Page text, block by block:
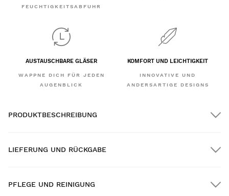
FEUCHTIGKEITSABFUHR
AUSTAUSCHBARE GLÄSER
WAPPNE DICH FÜR JEDEN
AUGENBLICK
KOMFORT UND LEICHTIGKEIT
INNOVATIVE UND
ANDERSARTIGE DESIGNS
PRODUKTBESCHREIBUNG
LIEFERUNG UND RÜCKGABE
PFLEGE UND REINIGUNG